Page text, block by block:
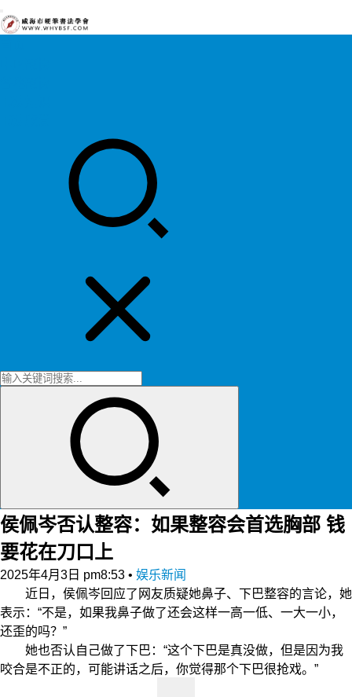
侯佩岑否认整容：如果整容会首选胸部 钱
要花在刀口上
2025年4月3日 pm8:53 • 娱乐新闻
近日，侯佩岑回应了网友质疑她鼻子、下巴整容的言论，她
表示：“不是，如果我鼻子做了还会这样一高一低、一大一小，
还歪的吗？”
她也否认自己做了下巴：“这个下巴是真没做，但是因为我
咬合是不正的，可能讲话之后，你觉得那个下巴很抢戏。”